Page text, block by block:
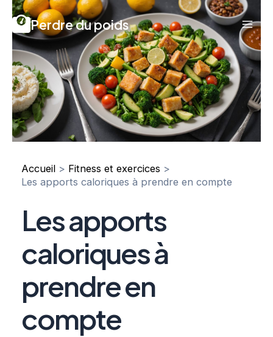
Aller
contenu
Perdre du poids
Accueil
Fitness et exercices
Les apports caloriques à prendre en compte
Les apports
caloriques à
prendre en
compte